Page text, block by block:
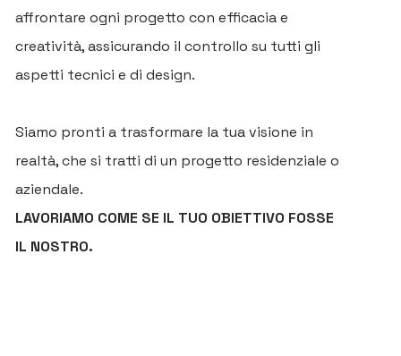
affrontare ogni progetto con efficacia e
creatività, assicurando il controllo su tutti gli
aspetti tecnici e di design.
Siamo pronti a trasformare la tua visione in
realtà, che si tratti di un progetto residenziale o
aziendale.
LAVORIAMO COME SE IL TUO OBIETTIVO FOSSE
IL NOSTRO.